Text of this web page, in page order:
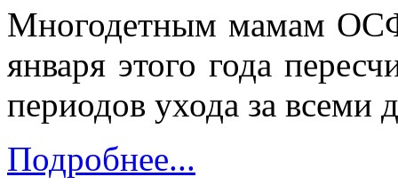
Многодетным мамам
января этого года
периодов ухода за всеми
Подробнее...